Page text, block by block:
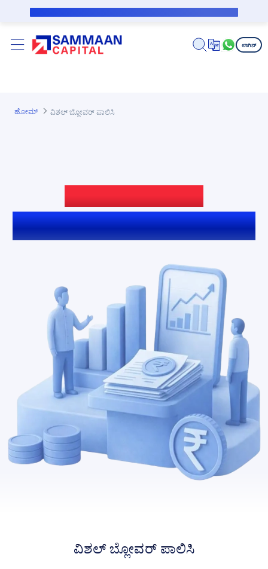
ಪ್ರಮುಖ ಕಂಟೆಂಟಿಗೆ ಸ್ಕಿಪ್ ಮಾಡಿ
ಲಾಗಿನ್
ಹೋಮ್ ವಿಶಲ್ ಬ್ಲೋವರ್ ಪಾಲಿಸಿ
ಕುರಿತಾದ ಎಲ್ಲಾ ಮಾಹಿತಿಗಳು
ವಿಶಲ್ ಬ್ಲೋವರ್ ಪಾಲಿಸಿ